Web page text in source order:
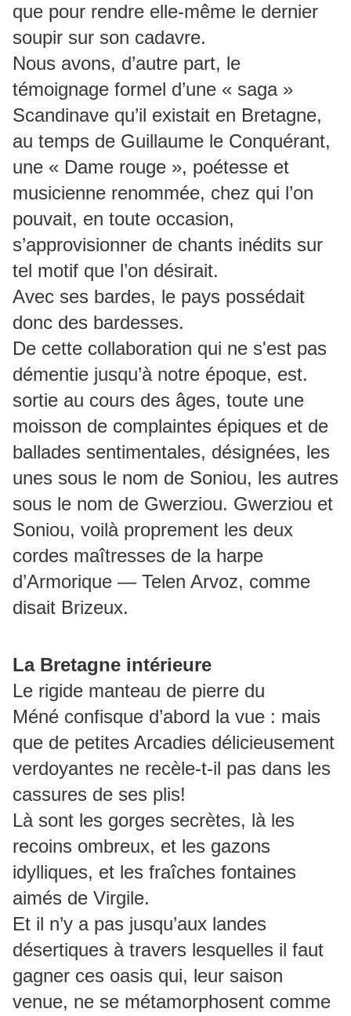
que pour rendre elle-même le dernier
soupir sur son cadavre.
Nous avons, d’autre part, le
témoignage formel d’une « saga »
Scandinave qu’il existait en Bretagne,
au temps de Guillaume le Conquérant,
une « Dame rouge », poétesse et
musicienne renommée, chez qui l’on
pouvait, en toute occasion,
s’approvisionner de chants inédits sur
tel motif que l’on désirait.
Avec ses bardes, le pays possédait
donc des bardesses.
De cette collaboration qui ne s'est pas
démentie jusqu’à notre époque, est.
sortie au cours des âges, toute une
moisson de complaintes épiques et de
ballades sentimentales, désignées, les
unes sous le nom de Soniou, les autres
sous le nom de Gwerziou. Gwerziou et
Soniou, voilà proprement les deux
cordes maîtresses de la harpe
d’Armorique — Telen Arvoz, comme
disait Brizeux.
La Bretagne intérieure
Le rigide manteau de pierre du
Méné confisque d’abord la vue : mais
que de petites Arcadies délicieusement
verdoyantes ne recèle-t-il pas dans les
cassures de ses plis!
Là sont les gorges secrètes, là les
recoins ombreux, et les gazons
idylliques, et les fraîches fontaines
aimés de Virgile.
Et il n’y a pas jusqu’aux landes
désertiques à travers lesquelles il faut
gagner ces oasis qui, leur saison
venue, ne se métamorphosent comme